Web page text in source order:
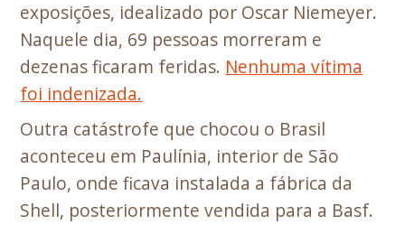
exposições, idealizado por Oscar Niemeyer.
Naquele dia, 69 pessoas morreram e
dezenas ficaram feridas. Nenhuma vítima
foi indenizada.
Outra catástrofe que chocou o Brasil
aconteceu em Paulínia, interior de São
Paulo, onde ficava instalada a fábrica da
Shell, posteriormente vendida para a Basf.